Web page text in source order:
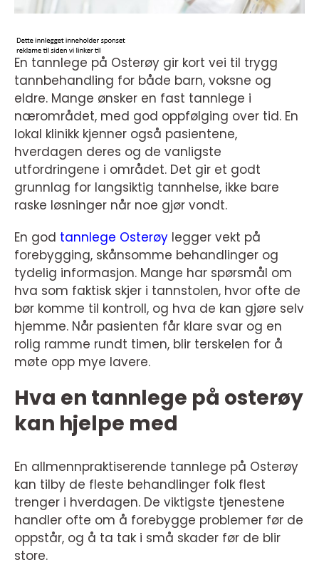
En tannlege på Osterøy gir kort vei til trygg
tannbehandling for både barn, voksne og
eldre. Mange ønsker en fast tannlege i
nærområdet, med god oppfølging over tid. En
lokal klinikk kjenner også pasientene,
hverdagen deres og de vanligste
utfordringene i området. Det gir et godt
grunnlag for langsiktig tannhelse, ikke bare
raske løsninger når noe gjør vondt.
En god tannlege Osterøy legger vekt på
forebygging, skånsomme behandlinger og
tydelig informasjon. Mange har spørsmål om
hva som faktisk skjer i tannstolen, hvor ofte de
bør komme til kontroll, og hva de kan gjøre selv
hjemme. Når pasienten får klare svar og en
rolig ramme rundt timen, blir terskelen for å
møte opp mye lavere.
Hva en tannlege på osterøy
kan hjelpe med
En allmennpraktiserende tannlege på Osterøy
kan tilby de fleste behandlinger folk flest
trenger i hverdagen. De viktigste tjenestene
handler ofte om å forebygge problemer før de
oppstår, og å ta tak i små skader før de blir
store.